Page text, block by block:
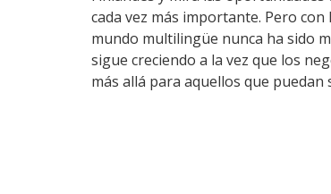
cada vez más importante. Pero
mundo multilingüe nunca ha sido
sigue creciendo a la vez que los
más allá para aquellos que